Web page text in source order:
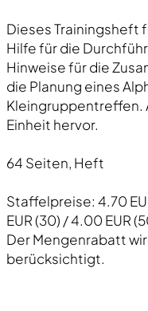
Dieses Trainingsheft
Hilfe für die
Hinweise für die
die Planung eines
Kleingruppentreffen.
Einheit hervor.
64 Seiten, Heft
Staffelpreise: 4.70
EUR (30) / 4.00 EUR
Der Mengenrabatt
berücksichtigt.